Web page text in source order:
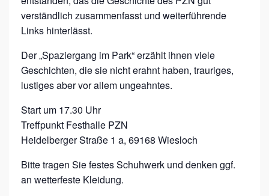
verständlich zusammenfasst und weiterführende
Links hinterlässt.
Der „Spaziergang im Park“ erzählt ihnen viele
Geschichten, die sie nicht erahnt haben, trauriges,
lustiges aber vor allem ungeahntes.
Start um 17.30 Uhr
Treffpunkt Festhalle PZN
Heidelberger Straße 1 a, 69168 Wiesloch
Bitte tragen Sie festes Schuhwerk und denken ggf.
an wetterfeste Kleidung.